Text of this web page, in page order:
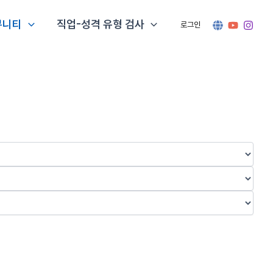
티 직업-성격 유형 검사 로그인